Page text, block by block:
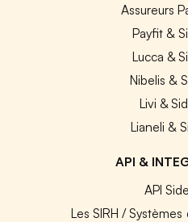
Assureurs
Payfit &
Lucca &
Nibelis &
Livi &
Lianeli &
API &
API
Les SIRH /